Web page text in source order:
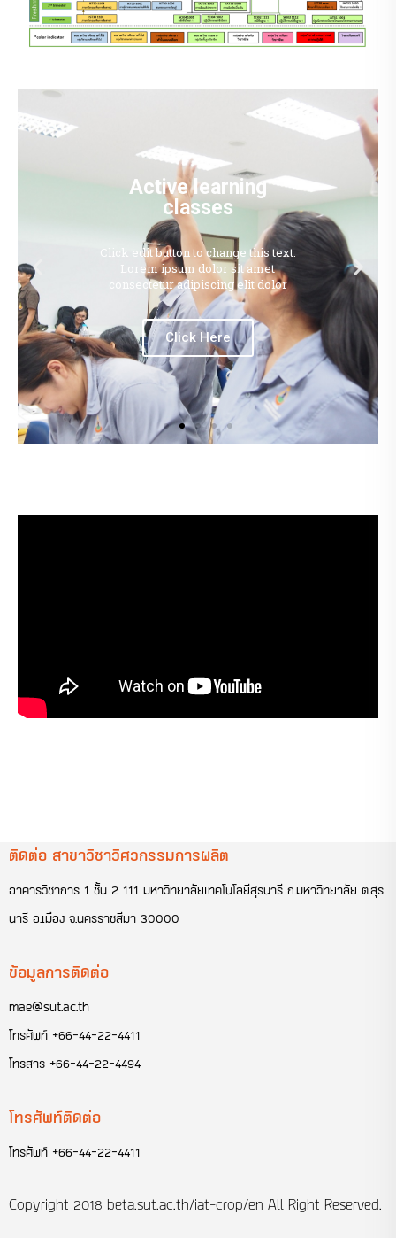
Active learning
classes
Click edit button to change this text.
Lorem ipsum dolor sit amet
consectetur adipiscing elit dolor
Click Here
ติดต่อ สาขาวิชาวิศวกรรมการผลิต
อาคารวิชาการ 1 ชั้น 2 111 มหาวิทยาลัยเทคโนโลยีสุรนารี ถ.มหาวิทยาลัย ต.สุร
นารี อ.เมือง จ.นครราชสีมา 30000
ข้อมูลการติดต่อ
mae@sut.ac.th
โทรศัพท์ +66-44-22-4411
โทรสาร +66-44-22-4494
โทรศัพท์ติดต่อ
โทรศัพท์ +66-44-22-4411
Copyright 2018 beta.sut.ac.th/iat-crop/en All Right Reserved.